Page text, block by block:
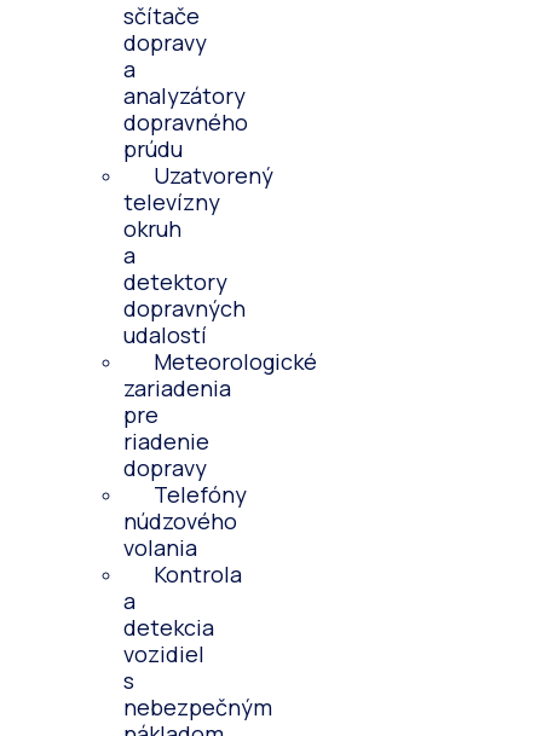
sčítače
dopravy
a
analyzátory
dopravného
prúdu
Uzatvorený
televízny
okruh
a
detektory
dopravných
udalostí
Meteorologické
zariadenia
pre
riadenie
dopravy
Telefóny
núdzového
volania
Kontrola
a
detekcia
vozidiel
s
nebezpečným